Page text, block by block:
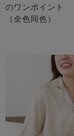
のワンポイント
（全色同色）